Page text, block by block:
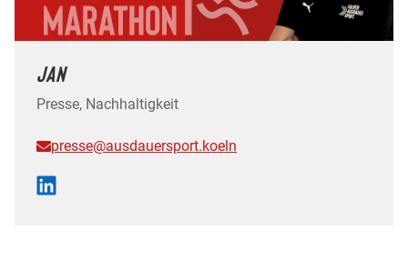
JAN
Presse, Nachhaltigkeit
presse@ausdauersport.koeln